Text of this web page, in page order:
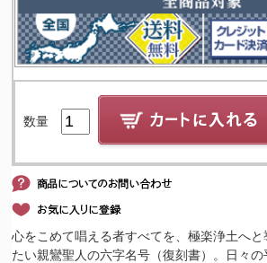
数量
心をこめて唱える者すべてを、極楽浄土へ
たい親鸞聖人の六字名号（復刻書）。日々